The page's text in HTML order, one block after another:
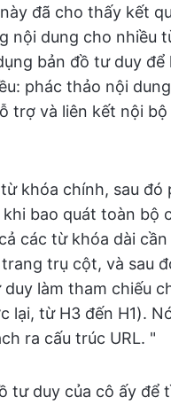
đã cho thấy kết
nội dung cho nhiều
bản đồ tư duy để
phác thảo nội
trợ và liên kết nội bộ
khóa chính, sau đó
bao quát toàn bộ
các từ khóa dài
trụ cột, và sau
làm tham chiếu
lại, từ H3 đến H1).
ra cấu trúc URL. "
tư duy của cô ấy để